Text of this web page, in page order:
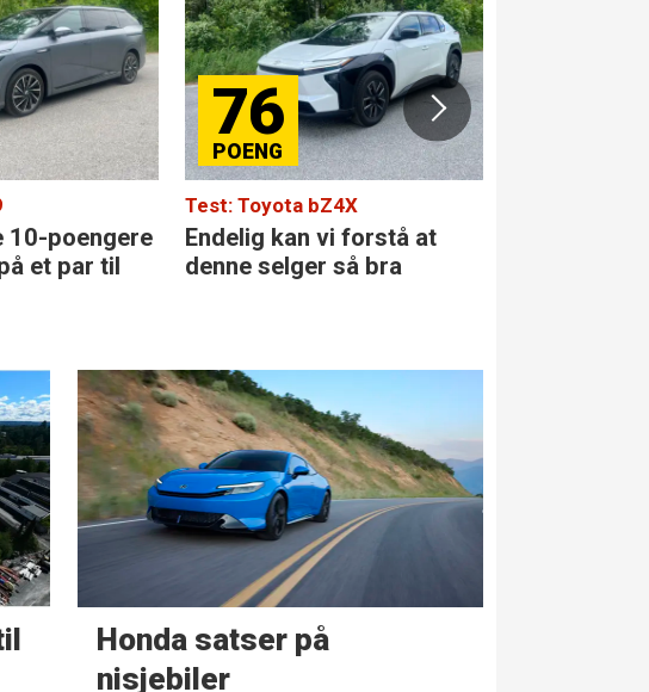
10-poengere
et par til
76
Test: Toyota bZ4X
Endelig kan vi forstå at
denne selger så bra
Honda satser på
nisjebiler